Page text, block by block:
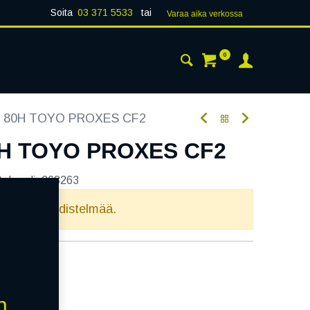
Soita 03 371 5533 tai Varaa aika verk​​​​ossa
0
80H TOYO PROXES CF2
TOYO PROXES CF2
268263
yhdistelmää.